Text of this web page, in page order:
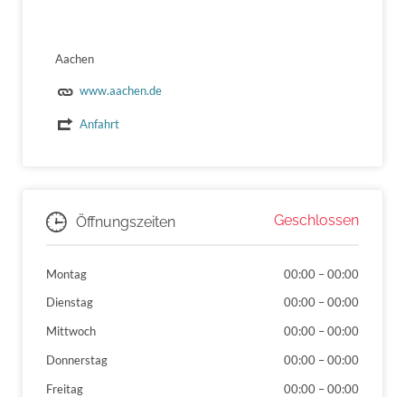
Aachen
www.aachen.de
Anfahrt
Öffnungszeiten Geschlossen
Montag 00:00 –00:00
Dienstag
00:00 –00:00
Mittwoch
00:00 –00:00
Donnerstag
00:00 –00:00
Freitag
00:00 –00:00